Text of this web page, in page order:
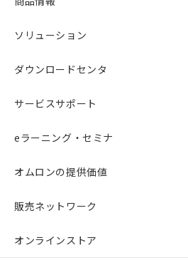
ソリューション
ダウンロードセンタ
サービスサポート
eラーニング・セミナ
オムロンの提供価値
販売ネットワーク
オンラインストア